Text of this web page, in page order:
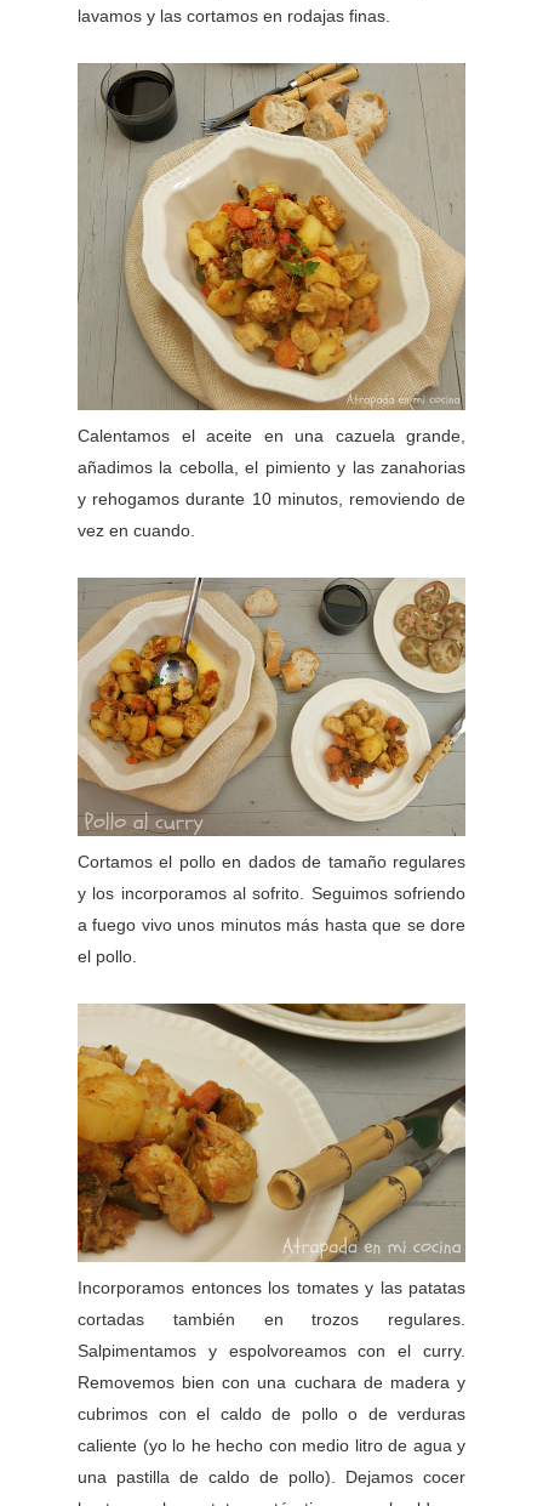
lavamos y las cortamos en rodajas finas.
Calentamos el aceite en una cazuela grande,
añadimos la cebolla, el pimiento y las zanahorias
y rehogamos durante 10 minutos, removiendo de
vez en cuando.
Cortamos el pollo en dados de tamaño regulares
y los incorporamos al sofrito. Seguimos sofriendo
a fuego vivo unos minutos más hasta que se dore
el pollo.
Incorporamos entonces los tomates y las patatas
cortadas también en trozos regulares.
Salpimentamos y espolvoreamos con el curry.
Removemos bien con una cuchara de madera y
cubrimos con el caldo de pollo o de verduras
caliente (yo lo he hecho con medio litro de agua y
una pastilla de caldo de pollo). Dejamos cocer